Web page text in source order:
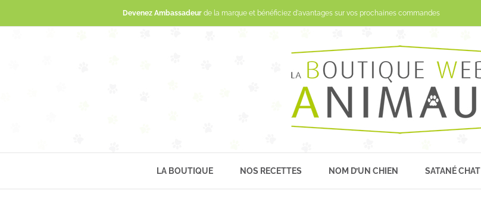
Devenez Ambassadeurde la marque et bénéficiez d'avantages sur vos prochaines commandes
LA BOUTIQUE NOS RECETTES NOM D’UN CHIEN SATANÉ CHAT